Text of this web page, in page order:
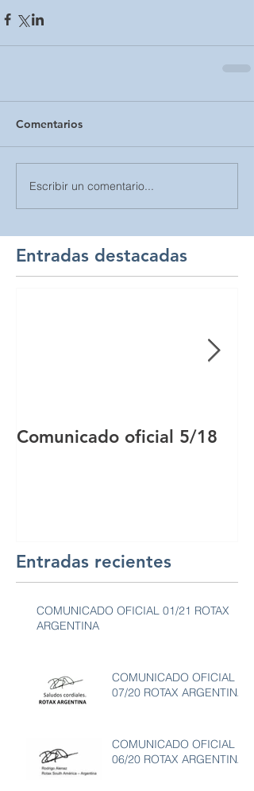
Comentarios
Escribir un comentario...
Entradas destacadas
Comunicado oficial 5/18
Entradas recientes
COMUNICADO OFICIAL 01/21 ROTAX
ARGENTINA
COMUNICADO OFICIAL
07/20 ROTAX ARGENTINA
COMUNICADO OFICIAL
06/20 ROTAX ARGENTINA